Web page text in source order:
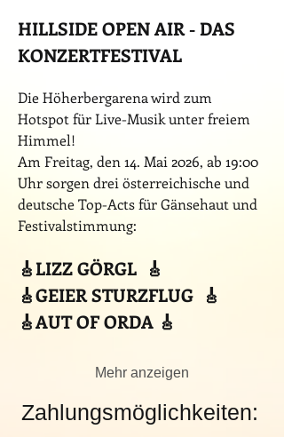
HILLSIDE OPEN AIR - DAS
KONZERTFESTIVAL
Die Höherbergarena wird zum
Hotspot für Live-Musik unter freiem
Himmel!
Am Freitag, den 14. Mai 2026, ab 19:00
Uhr sorgen drei österreichische und
deutsche Top-Acts für Gänsehaut und
Festivalstimmung:
🎸LIZZ GÖRGL  🎸
🎸GEIER STURZFLUG  🎸
🎸AUT OF ORDA 🎸
Mehr anzeigen
Zahlungsmöglichkeiten: